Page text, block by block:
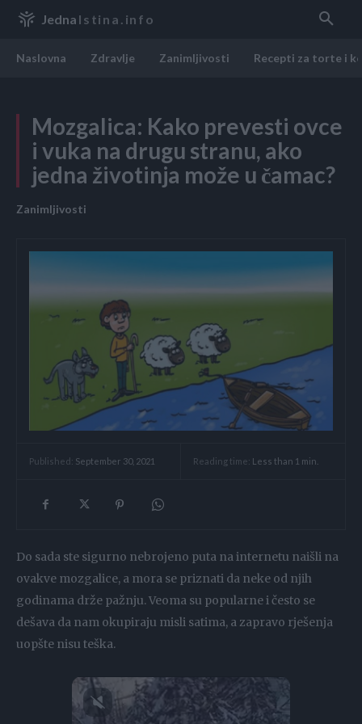
Jedna Istina.info
Naslovna Zdravlje Zanimljivosti Recepti za torte i
Mozgalica: Kako prevesti ovce
i vuka na drugu stranu, ako
jedna životinja može u čamac?
Zanimljivosti
Published: September 30, 2021 Reading time: Less than 1 min.
Do sada ste sigurno nebrojeno puta na internetu naišli na
ovakve mozgalice, a mora se priznati da neke od njih
godinama drže pažnju. Veoma su popularne i često se
dešava da nam okupiraju misli satima, a zapravo rješenja
uopšte nisu teška.